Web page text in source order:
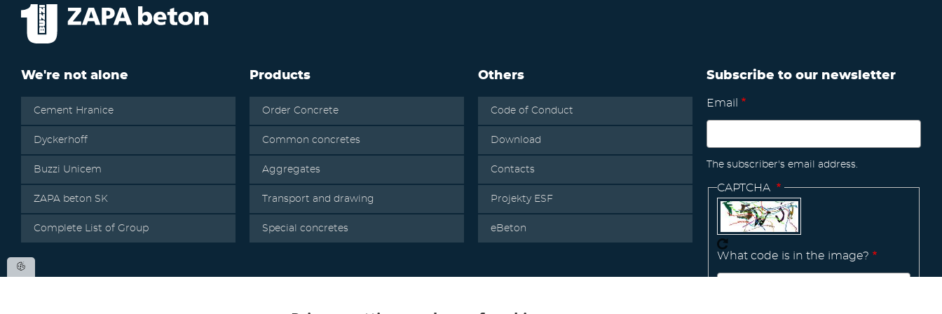
We're not alone
Cement Hranice
Dyckerhoff
Buzzi Unicem
ZAPA beton SK
Complete List of Group
Products
Order Concrete
Common concretes
Aggregates
Transport and drawing
Special concretes
Others
Code of Conduct
Download
Contacts
Projekty ESF
eBeton
Subscribe to our newsletter
Email
The subscriber's email address.
CAPTCHA
What code is in the image?